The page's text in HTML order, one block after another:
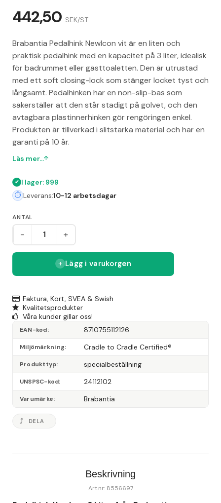
442,50 SEK/ST
Brabantia Pedalhink NewIcon vit är en liten och
praktisk pedalhink med en kapacitet på 3 liter, idealisk
för badrummet eller gästtoaletten. Den är utrustad
med ett soft closing-lock som stänger locket tyst och
långsamt. Pedalhinken har en non-slip-bas som
säkerställer att den står stadigt på golvet, och den
avtagbara plastinnerhinken gör rengöringen enkel.
Produkten är tillverkad i slitstarka material och har en
garanti på 10 år.
Läs mer...
I lager: 999
Leverans:10-12 arbetsdagar
ANTAL
- +
Lägg i varukorgen
Faktura, Kort, SVEA & Swish
Kvalitetsprodukter
Våra kunder gillar oss!
EAN-kod 8710755112126
Miljömärkning Cradle to Cradle Certified®
Produkttyp specialbeställning
UNSPSC-kod 24112102
Varumärke Brabantia
DELA
Beskrivning
Art.nr: 8556697